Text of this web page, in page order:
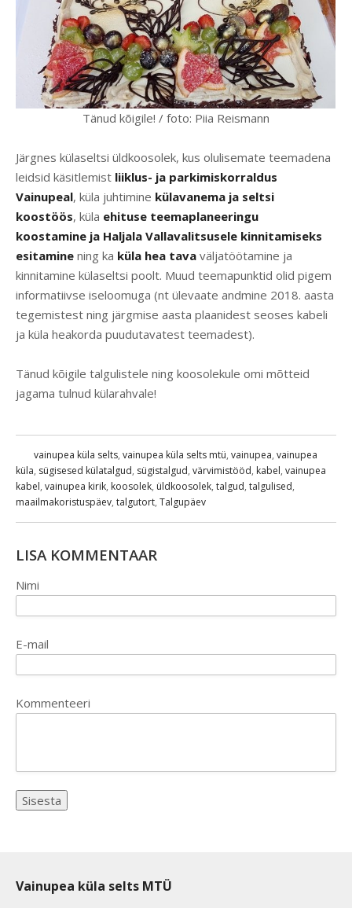
Tänud kõigile! / foto: Piia Reismann
Järgnes külaseltsi üldkoosolek, kus olulisemate teemadena
leidsid käsitlemist liiklus- ja parkimiskorraldus
Vainupeal, küla juhtimine külavanema ja seltsi
koostöös, küla ehituse teemaplaneeringu
koostamine ja Haljala Vallavalitsusele kinnitamiseks
esitamine ning ka küla hea tava väljatöötamine ja
kinnitamine külaseltsi poolt. Muud teemapunktid olid pigem
informatiivse iseloomuga (nt ülevaate andmine 2018. aasta
tegemistest ning järgmise aasta plaanidest seoses kabeli
ja küla heakorda puudutavatest teemadest).
Tänud kõigile talgulistele ning koosolekule omi mõtteid
jagama tulnud külarahvale!
vainupea küla selts, vainupea küla selts mtü, vainupea, vainupea
küla, sügisesed külatalgud, sügistalgud, värvimistööd, kabel, vainupea
kabel, vainupea kirik, koosolek, üldkoosolek, talgud, talgulised,
maailmakoristuspäev, talgutort, Talgupäev
LISA KOMMENTAAR
Nimi
E-mail
Kommenteeri
Vainupea küla selts MTÜ